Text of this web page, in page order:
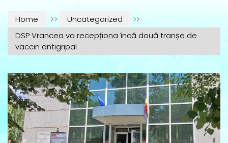
Home >> Uncategorized
>>
DSP Vrancea va recepționa încă două tranșe de
vaccin antigripal